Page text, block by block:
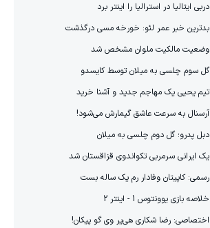
دربی ایتالیا در استرالیا را اینتر برد
بدترین خبر عمر لئو: خورخه مسی درگذشت
وضعیت مالکیت ملوان مشخص شد
گل سوم چلسی به میلان توسط کایسدو
تیم یحیی یک مهاجم جدید و آشنا خرید
آرسنال به سرعت عاشق گیمارش می‌شود!
دبل پدرو؛ گل دوم چلسی به میلان
یک ایرانی سرمربی تکواندوی قزاقستان شد
رسمی: کاپیتان وفادار رم یک ساله بست
خلاصه بازی یوونتوس 1 - اینتر 2
اختصاصی: رضا شکاری هی‌یر وی‌ گو پیکان!